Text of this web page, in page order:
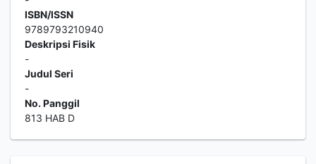
ISBN/ISSN
9789793210940
Deskripsi Fisik
-
Judul Seri
-
No. Panggil
813 HAB D